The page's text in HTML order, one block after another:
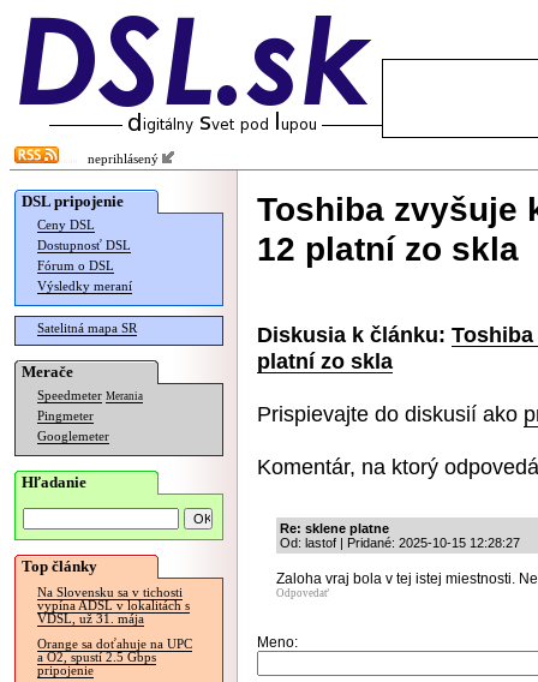
neprihlásený
DSL pripojenie
Ceny DSL
Dostupnosť DSL
Fórum o DSL
Výsledky meraní
Satelitná mapa SR
Merače
Speedmeter Merania
Pingmeter
Googlemeter
Hľadanie
Top články
Na Slovensku sa v tichosti
vypína ADSL v lokalitách s
VDSL, už 31. mája
Orange sa doťahuje na UPC
a O2, spustí 2.5 Gbps
pripojenie
Toshiba zvyšuje
12 platní zo skla
Diskusia k článku:
platní zo skla
Prispievajte do diskusií ako
Komentár, na ktorý
Re: sklene platne
Od: lastof | Pridané: 2025-10-15 12:28:27
Zaloha vraj bola v tej istej miestnosti.
Odpovedať
Meno: